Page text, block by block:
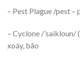
– Pest Plague /pest –
– Cyclone /
xoáy, bão